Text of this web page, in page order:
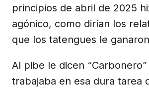
principios de abril de 2025
agónico, como dirían los
que los tatengues le
Al pibe le dicen
trabajaba en esa dura tarea